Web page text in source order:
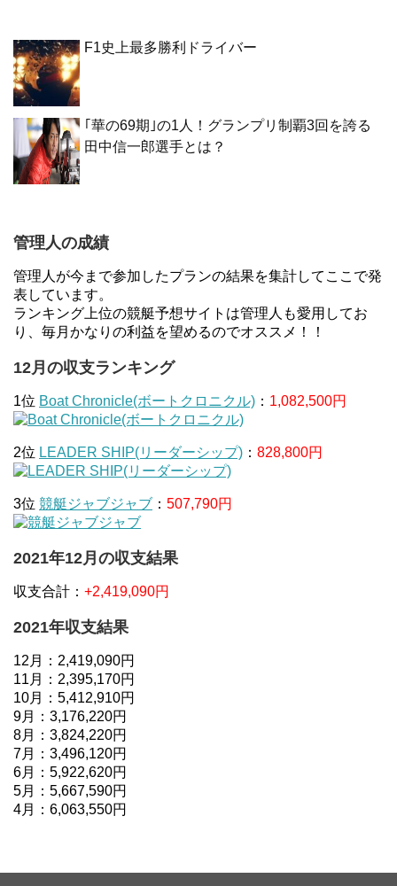
F1史上最多勝利ドライバー
｢華の69期｣の1人！グランプリ制覇3回を誇る
田中信一郎選手とは？
管理人の成績
管理人が今まで参加したプランの結果を集計してここで発
表しています。
ランキング上位の競艇予想サイトは管理人も愛用してお
り、毎月かなりの利益を望めるのでオススメ！！
12月の収支ランキング
1位 Boat Chronicle(ボートクロニクル) ： 1,082,500円
2位 LEADER SHIP(リーダーシップ) ： 828,800円
3位 競艇ジャブジャブ ： 507,790円
2021年12月の収支結果
収支合計： +2,419,090円
2021年収支結果
12月：2,419,090円
11月：2,395,170円
10月：5,412,910円
9月：3,176,220円
8月：3,824,220円
7月：3,496,120円
6月：5,922,620円
5月：5,667,590円
4月：6,063,550円